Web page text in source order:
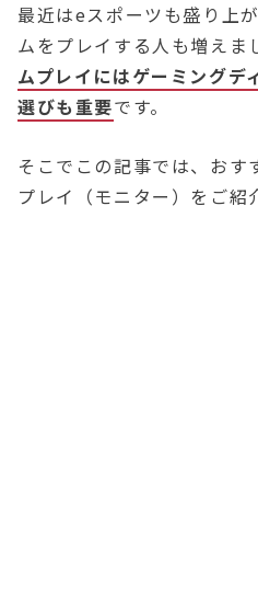
最近はeスポーツも盛り上
ムをプレイする人も増えま
ムプレイにはゲーミングデ
選びも重要です。
そこでこの記事では、おす
プレイ（モニター）をご紹